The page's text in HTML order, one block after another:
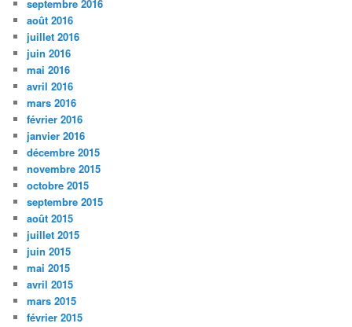
septembre 2016
août 2016
juillet 2016
juin 2016
mai 2016
avril 2016
mars 2016
février 2016
janvier 2016
décembre 2015
novembre 2015
octobre 2015
septembre 2015
août 2015
juillet 2015
juin 2015
mai 2015
avril 2015
mars 2015
février 2015